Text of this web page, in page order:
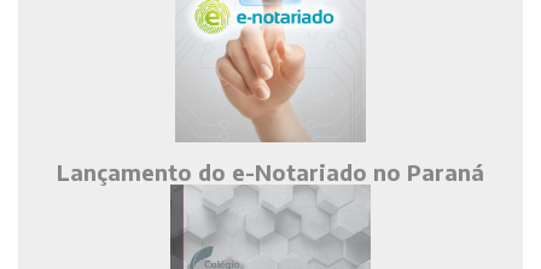
Lançamento do e-Notariado no Paraná